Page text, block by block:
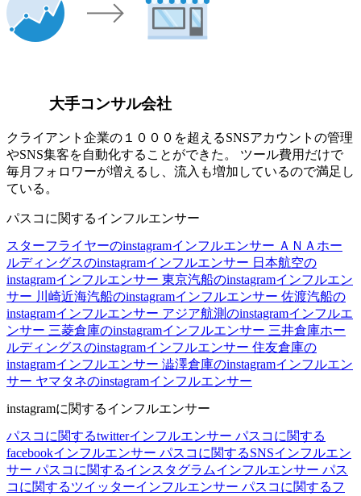
大手コンサル会社
クライアント企業の１０００を超えるSNSアカウントの管理
やSNS集客を自動化することができた。 ツール費用だけで
毎月フォロワーが増えるし、流入も増加しているので満足し
ている。
パスコに関するインフルエンサー
スターフライヤーのinstagramインフルエンサー ＡＮＡホー
ルディングスのinstagramインフルエンサー 日本航空の
instagramインフルエンサー 東京汽船のinstagramインフルエン
サー 川崎近海汽船のinstagramインフルエンサー 佐渡汽船の
instagramインフルエンサー アジア航測のinstagramインフルエ
ンサー 三菱倉庫のinstagramインフルエンサー 三井倉庫ホー
ルディングスのinstagramインフルエンサー 住友倉庫の
instagramインフルエンサー 澁澤倉庫のinstagramインフルエン
サー ヤマタネのinstagramインフルエンサー
instagramに関するインフルエンサー
パスコに関するtwitterインフルエンサー パスコに関する
facebookインフルエンサー パスコに関するSNSインフルエン
サー パスコに関するインスタグラムインフルエンサー パス
コに関するツイッターインフルエンサー パスコに関するフ